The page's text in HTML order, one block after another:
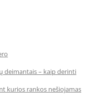
deimantais – kaip derinti
kurios rankos nešiojamas